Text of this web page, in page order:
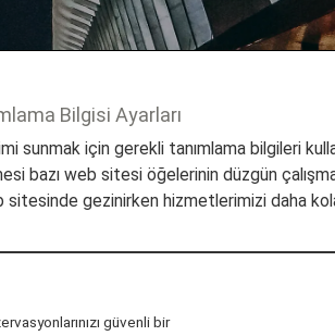
Ninoy Aquino Uluslararası Havaalanı
Havaalanına
dönüş
Bilgisi Ayarları
sunmak için gerekli tanımlama bilgileri
bazı web sitesi öğelerinin düzgün
sitesinde gezinirken hizmetlerimizi daha
güvenli bir